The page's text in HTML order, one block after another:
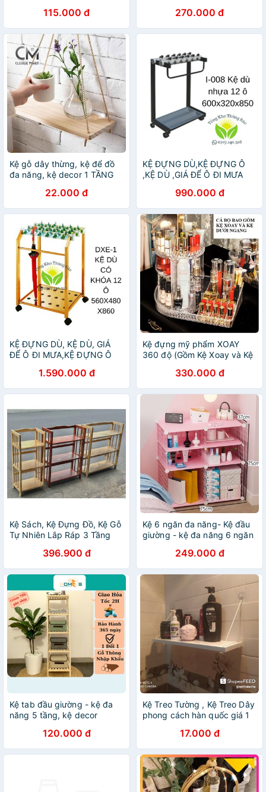
115.000 đ 270.000 đ
Kệ gỗ dây thừng, kệ để đồ
đa năng, kệ decor 1 TẦNG
22.000 đ
KỆ ĐỰNG DÙ,KỆ ĐỰNG Ô
,KỆ DÙ ,GIÁ ĐỂ Ô ĐI MƯA
990.000 đ
KỆ ĐỰNG DÙ, KỆ DÙ, GIÁ
ĐỂ Ô ĐI MƯA,KỆ ĐỰNG Ô
1.590.000 đ
Kệ đựng mỹ phẩm XOAY
360 độ (Gồm Kệ Xoay và Kệ
330.000 đ
Kệ Sách, Kệ Đựng Đồ, Kệ Gỗ
Tự Nhiên Lắp Ráp 3 Tầng
396.900 đ
Kệ 6 ngăn đa năng- Kệ đầu
giường - kệ đa năng 6 ngăn
249.000 đ
Kệ tab đầu giường - kệ đa
năng 5 tầng, kệ decor
120.000 đ
Kệ Treo Tường , Kệ Treo Dây
phong cách hàn quốc giá 1
17.000 đ